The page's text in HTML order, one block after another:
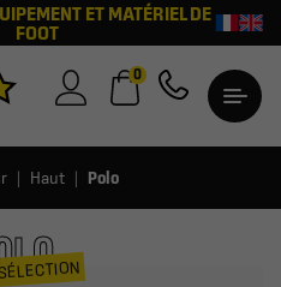
ET MATÉRIEL DE
FOOT
0
Haut Polo